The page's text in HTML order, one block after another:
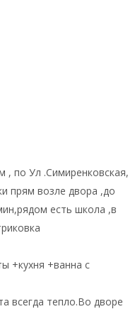
по Ул .Симиренковская,
прям возле двора ,до
есть школа ,в
+кухня +ванна с
всегда тепло.Во дворе